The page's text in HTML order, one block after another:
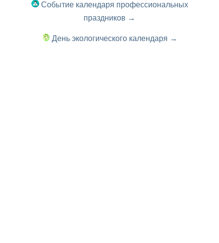
Событие календаря профессиональных
праздников →
День экологического календаря →